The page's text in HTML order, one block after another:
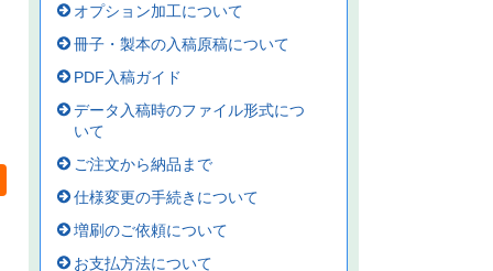
オプション加工について
冊子・製本の入稿原稿について
PDF入稿ガイド
データ入稿時のファイル形式につ
いて
ご注文から納品まで
仕様変更の手続きについて
増刷のご依頼について
お支払方法について